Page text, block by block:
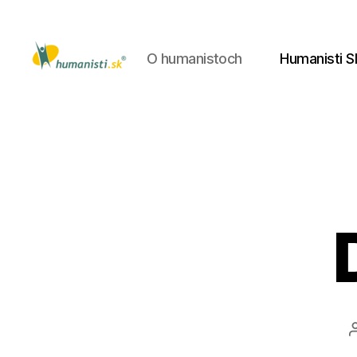
O humanistoch Humanisti